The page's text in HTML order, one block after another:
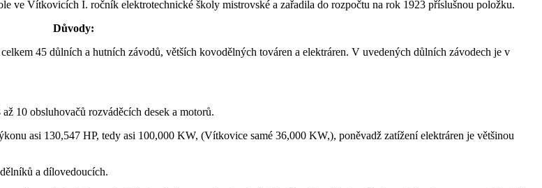
ve Vítkovicích I. ročník elektrotechnické školy mistrovské a zařadila do rozpočtu na rok 1923 příslušnou položku.
Důvody:
45 důlních a hutních závodů, větších kovodělných továren a elektráren. V uvedených důlních závodech je v
10 obsluhovačů rozváděcích desek a motorů.
asi 130,547 HP, tedy asi 100,000 KW, (Vítkovice samé 36,000 KW,), poněvadž zatížení elektráren je většinou
a dílovedoucích.